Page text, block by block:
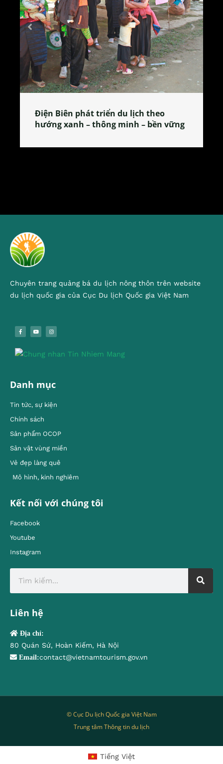
Làng làm bánh tẻ Phú Nhi – nơi lan
tỏa đặc sản xứ Đoài
Chuyên trang quảng bá du lịch nông thôn trên website
du lịch quốc gia của Cục Du lịch Quốc gia Việt Nam
Danh mục
Tin tức, sự kiện
Chính sách
Sản phẩm OCOP
Sản vật vùng miền
Vẻ đẹp làng quê
Mô hình, kinh nghiêm
Kết nối với chúng tôi
Facebook
Youtube
Instagram
Liên hệ
Địa chỉ:
80 Quán Sứ, Hoàn Kiếm, Hà Nội
Email:contact@vietnamtourism.gov.vn
© Cục Du lịch Quốc gia Việt Nam
Trung tâm Thông tin du lịch
Tiếng Việt